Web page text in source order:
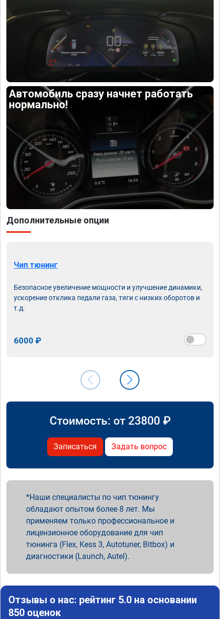
Автомобиль сразу начнет работать
нормально!
Дополнительные опции
Чип тюнинг
Безопасное увеличение мощности и улучшение динамики,
ускорение отклика педали газа, тяги с низких оборотов и
т.д.
6000 ₽
Стоимость: от 23800 ₽
Записаться Задать вопрос
Наши специалисты по чип тюнингу
обладают опытом более 8 лет. Мы
применяем только профессиональное и
лицензионное оборудование для чип
тюнинга (Flex, Kess 3, Autotuner, Bitbox) и
диагностики (Launch, Autel).
Отзывы о нас: рейтинг 5.0 на основании
850 оценок